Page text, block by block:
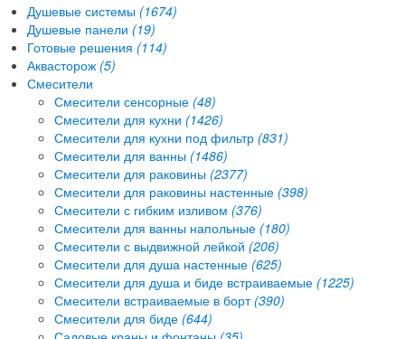
Душевые системы (1674)
Душевые панели (19)
Готовые решения (114)
Аквасторож (5)
Смесители
Смесители сенсорные (48)
Смесители для кухни (1426)
Смесители для кухни под фильтр (831)
Смесители для ванны (1486)
Смесители для раковины (2377)
Смесители для раковины настенные (398)
Смесители с гибким изливом (376)
Смесители для ванны напольные (180)
Смесители с выдвижной лейкой (206)
Смесители для душа настенные (625)
Смесители для душа и биде встраиваемые (1225)
Смесители встраиваемые в борт (390)
Смесители для биде (644)